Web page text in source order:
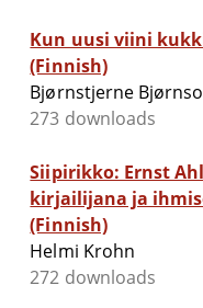
Kun uusi viini
(Finnish)
Bjørnstjerne
273 downloads
Siipirikko: Ernst
kirjailijana ja
(Finnish)
Helmi Krohn
272 downloads